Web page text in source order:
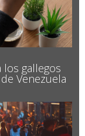
los gallegos
Venezuela